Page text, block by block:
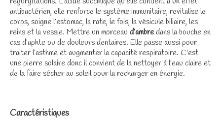
antibactérien, elle renforce le système immunitaire, revitalise le
corps, soigne l’estomac, la rate, le fois, la vésicule biliaire, les
reins et la vessie. Mettre un morceau d’ambredans la bouche en
cas d’aphte ou de douleurs dentaires. Elle passe aussi pour
traiter l’asthme et augmenter la capacité respiratoire. C'est
une pierre solaire donc il convient de la nettoyer à l'eau claire et
de la faire sécher au soleil pour la recharger en énergie.
Caractéristiques